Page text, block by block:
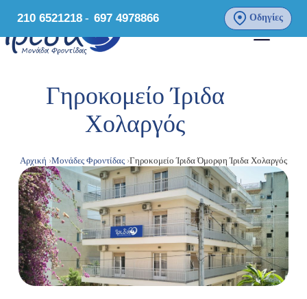
210 6521218 - 697 4978866 Οδηγίες
Γηροκομείο Ίριδα
Χολαργός
Αρχική Μονάδες Φροντίδας Γηροκομείο Ίριδα Όμορφη Ίριδα Χολαργός